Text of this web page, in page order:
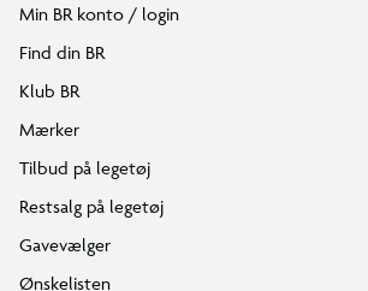
Min BR konto / login
Find din BR
Klub BR
Mærker
Tilbud på legetøj
Restsalg på legetøj
Gavevælger
Ønskelisten